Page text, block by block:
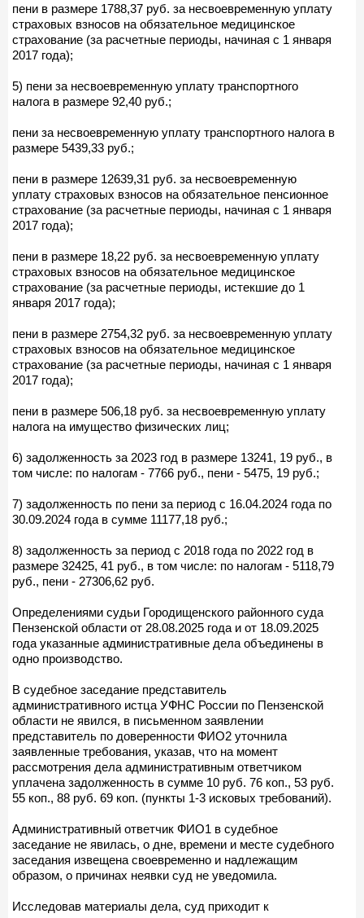
пени в размере 1788,37 руб. за несвоевременную уплату
страховых взносов на обязательное медицинское
страхование (за расчетные периоды, начиная с 1 января
2017 года);
5) пени за несвоевременную уплату транспортного
налога в размере 92,40 руб.;
пени за несвоевременную уплату транспортного налога в
размере 5439,33 руб.;
пени в размере 12639,31 руб. за несвоевременную
уплату страховых взносов на обязательное пенсионное
страхование (за расчетные периоды, начиная с 1 января
2017 года);
пени в размере 18,22 руб. за несвоевременную уплату
страховых взносов на обязательное медицинское
страхование (за расчетные периоды, истекшие до 1
января 2017 года);
пени в размере 2754,32 руб. за несвоевременную уплату
страховых взносов на обязательное медицинское
страхование (за расчетные периоды, начиная с 1 января
2017 года);
пени в размере 506,18 руб. за несвоевременную уплату
налога на имущество физических лиц;
6) задолженность за 2023 год в размере 13241, 19 руб., в
том числе: по налогам - 7766 руб., пени - 5475, 19 руб.;
7) задолженность по пени за период с 16.04.2024 года по
30.09.2024 года в сумме 11177,18 руб.;
8) задолженность за период с 2018 года по 2022 год в
размере 32425, 41 руб., в том числе: по налогам - 5118,79
руб., пени - 27306,62 руб.
Определениями судьи Городищенского районного суда
Пензенской области от 28.08.2025 года и от 18.09.2025
года указанные административные дела объединены в
одно производство.
В судебное заседание представитель
административного истца УФНС России по Пензенской
области не явился, в письменном заявлении
представитель по доверенности ФИО2 уточнила
заявленные требования, указав, что на момент
рассмотрения дела административным ответчиком
уплачена задолженность в сумме 10 руб. 76 коп., 53 руб.
55 коп., 88 руб. 69 коп. (пункты 1-3 исковых требований).
Административный ответчик ФИО1 в судебное
заседание не явилась, о дне, времени и месте судебного
заседания извещена своевременно и надлежащим
образом, о причинах неявки суд не уведомила.
Исследовав материалы дела, суд приходит к